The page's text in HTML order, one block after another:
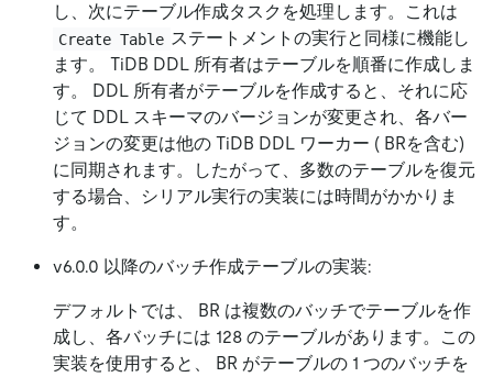
し、次にテーブル作成タスクを処理します。これは
Create Table ステートメントの実行と同様に機能し
ます。 TiDB DDL 所有者はテーブルを順番に作成しま
す。 DDL 所有者がテーブルを作成すると、それに応
じて DDL スキーマのバージョンが変更され、各バー
ジョンの変更は他の TiDB DDL ワーカー ( BRを含む)
に同期されます。したがって、多数のテーブルを復元
する場合、シリアル実行の実装には時間がかかりま
す。
v6.0.0 以降のバッチ作成テーブルの実装:
デフォルトでは、 BR は複数のバッチでテーブルを作
成し、各バッチには 128 のテーブルがあります。この
実装を使用すると、 BR がテーブルの 1 つのバッチを